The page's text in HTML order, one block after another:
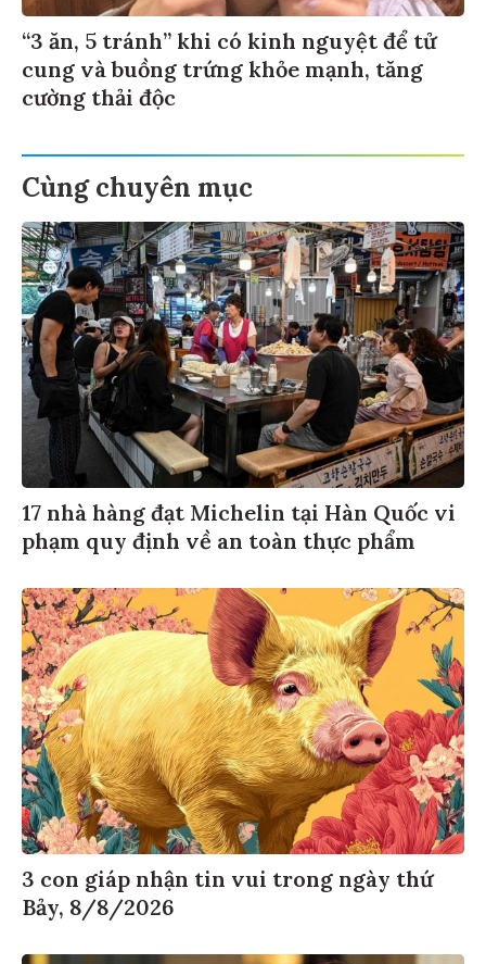
“3 ăn, 5 tránh” khi có kinh nguyệt để tử
cung và buồng trứng khỏe mạnh, tăng
cường thải độc
Cùng chuyên mục
17 nhà hàng đạt Michelin tại Hàn Quốc vi
phạm quy định về an toàn thực phẩm
3 con giáp nhận tin vui trong ngày thứ
Bảy, 8/8/2026